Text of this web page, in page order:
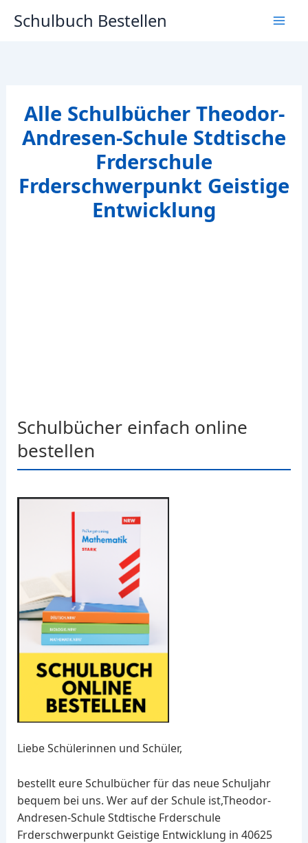
InhaltSchulbuch Bestellen
Alle Schulbücher Theodor-
Andresen-Schule Stdtische
Frderschule
Frderschwerpunkt Geistige
Entwicklung
Schulbücher einfach online
bestellen
Liebe Schülerinnen und Schüler,
bestellt eure Schulbücher für das neue Schuljahr
bequem bei uns. Wer auf der Schule ist,Theodor-
Andresen-Schule Stdtische Frderschule
Frderschwerpunkt Geistige Entwicklung in 40625